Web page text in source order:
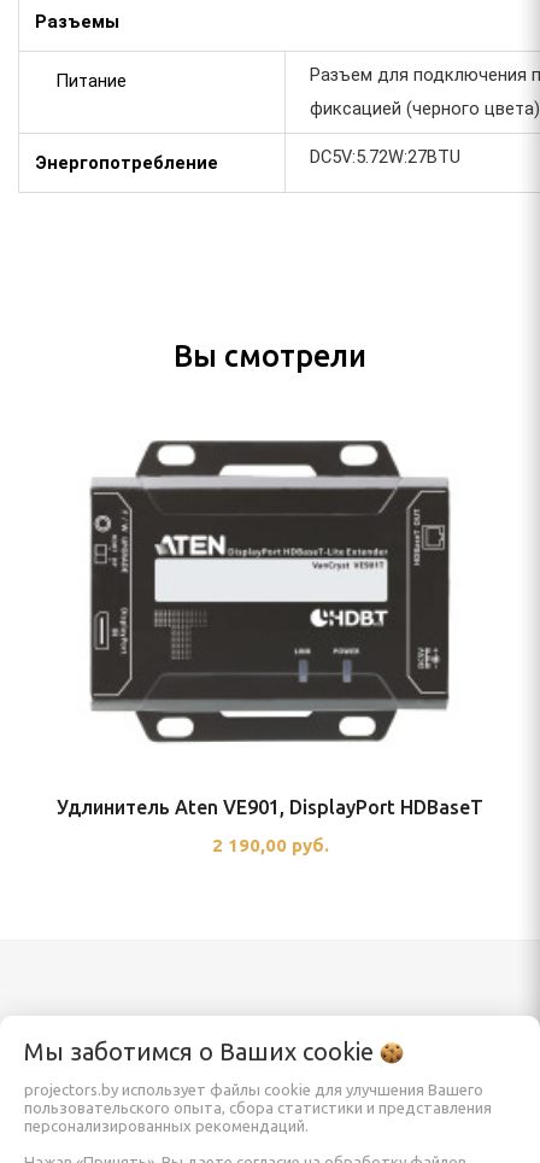
Разъемы
Питание
Разъем для подключения
фиксацией (черного
Энергопотребление DC5V:5.72W:27BTU
Вы смотрели
Удлинитель Aten VE901, DisplayPort HDBaseT
2 190,00 руб.
Каталог
Проекторы
Экраны для проектора
Информация
Заказать
О компании
Мы заботимся о Ваших cookie
projectors.by использует файлы cookie для улучшения Вашего
пользовательского опыта, сбора статистики и представления
персонализированных рекомендаций.